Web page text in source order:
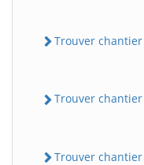
Trouver chantier
Trouver chantier
Trouver chantier